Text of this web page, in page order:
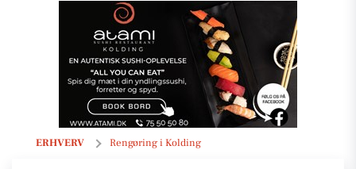
ERHVERV Rengøring i Kolding
6416 Compass Group Danmark A/S